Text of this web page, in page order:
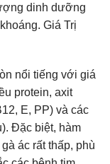
dinh dưỡng
Giá Trị
nổi tiếng với giá
protein, axit
E, PP) và các
Đặc biệt, hàm
ác rất thấp, phù